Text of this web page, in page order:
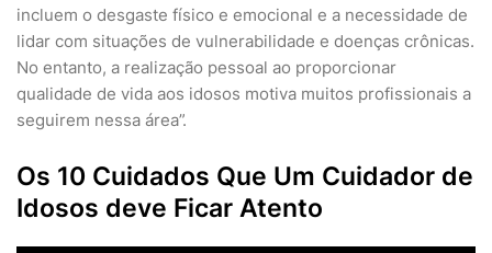
incluem o desgaste físico e emocional e a necessidade de
lidar com situações de vulnerabilidade e doenças crônicas.
No entanto, a realização pessoal ao proporcionar
qualidade de vida aos idosos motiva muitos profissionais a
seguirem nessa área”.
Os 10 Cuidados Que Um Cuidador de
Idosos deve Ficar Atento